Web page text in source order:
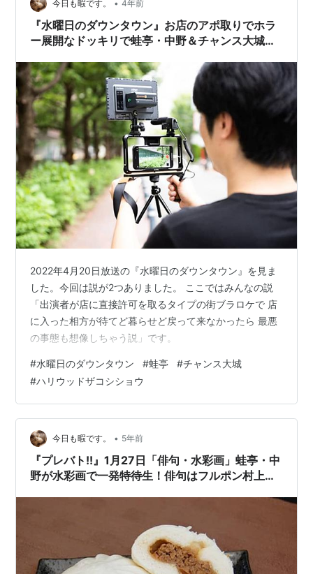
今日も暇です。 • 4年前
『水曜日のダウンタウン』お店のアポ取りでホラ
ー展開なドッキリで蛙亭・中野＆チャンス大城が
2022年4月20日放送の『水曜日のダウンタウン』を見ま
した。今回は説が2つありました。 ここではみんなの説
「出演者が店に直接許可を取るタイプの街ブラロケで 店
に入った相方が待てど暮らせど戻って来なかったら 最悪
の事態も想像しちゃう説」です。
#水曜日のダウンタウン #蛙亭 #チャンス大城
#ハリウッドザコシショウ
今日も暇です。 • 5年前
『プレバト!!』1月27日「俳句・水彩画」蛙亭・中
野が水彩画で一発特待生！俳句はフルポン村上が